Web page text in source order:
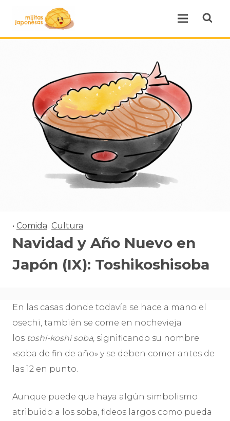
Open menu.
Open
• Comida Cultura
Navidad y Año Nuevo en
Japón (IX): Toshikoshisoba
En las casas donde todaví­a se hace a mano el
osechi, también se come en nochevieja
los toshi-koshi soba, significando su nombre
«soba de fin de año» y se deben comer antes de
las 12 en punto.
Aunque puede que haya algún simbolismo
atribuido a los soba, fideos largos como pueda